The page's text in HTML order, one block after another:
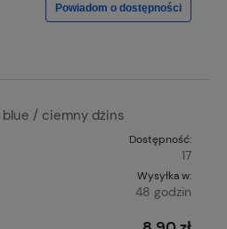
Powiadom o dostępności
blue / ciemny dżins
Dostępność:
17
Wysyłka w:
48 godzin